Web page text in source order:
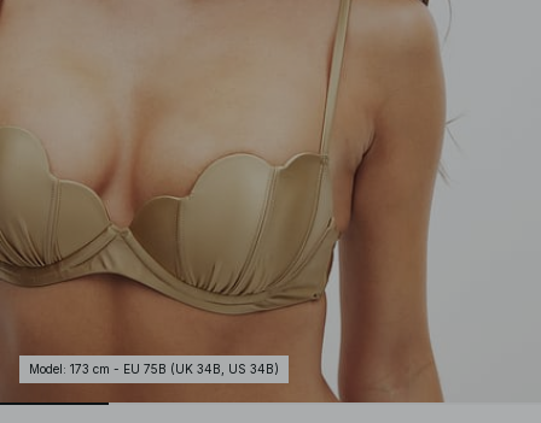
Model : 173 cm - EU 75B (UK 34B, US 34B)